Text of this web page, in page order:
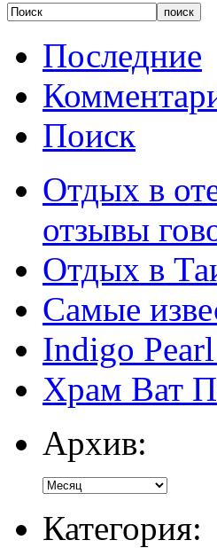
Последние
Поиск
Отдых в
отзывы
Отдых в
Самые
Indigo
Храм Ват
Архив:
Категория: